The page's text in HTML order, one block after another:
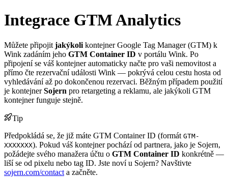
Integrace GTM Analytics
Můžete připojit jakýkoli kontejner Google Tag Manager (GTM) k
Wink zadáním jeho GTM Container ID v portálu Wink. Po
připojení se váš kontejner automaticky načte pro vaši nemovitost a
přímo čte rezervační události Wink — pokrývá celou cestu hosta od
vyhledávání až po dokončenou rezervaci. Běžným případem použití
je kontejnerSojern pro retargeting a reklamu, ale jakýkoli GTM
kontejner funguje stejně.
Tip
Předpokládá se, že již máte GTM Container ID (formát GTM-
XXXXXXX). Pokud váš kontejner pochází od partnera, jako je Sojern,
požádejte svého manažera účtu o GTM Container ID konkrétně —
liší se od pixelu nebo tag ID. Jste noví u Sojern? Navštivte
sojern.com/contact a začněte.